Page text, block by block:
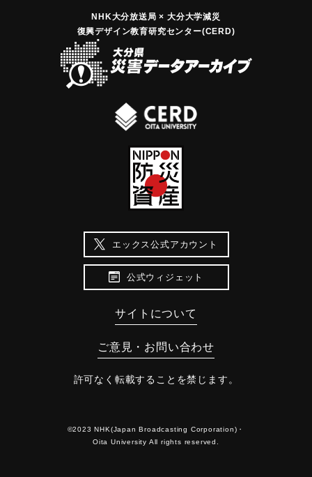
NHK大分放送局 × 大分大学減災
復興デザイン教育研究センター(CERD)
エックス公式アカウント
公式ウィジェット
サイトについて
ご意見・お問い合わせ
許可なく転載することを禁じます。
©2023 NHK(Japan Broadcasting Corporation)・
Oita University All rights reserved.